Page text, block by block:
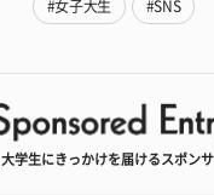
#女子大生 #SNS
大学生にきっかけを届けるスポン